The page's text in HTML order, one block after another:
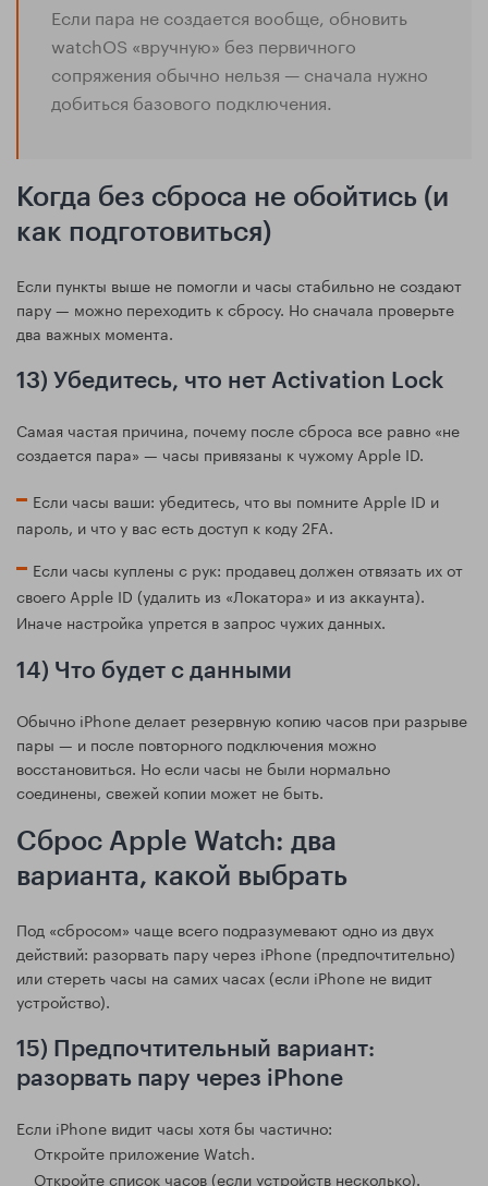
Если пара не создается вообще, обновить
watchOS «вручную» без первичного
сопряжения обычно нельзя — сначала нужно
добиться базового подключения.
Когда без сброса не обойтись (и
как подготовиться)
Если пункты выше не помогли и часы стабильно не создают
пару — можно переходить к сбросу. Но сначала проверьте
два важных момента.
13) Убедитесь, что нет Activation Lock
Самая частая причина, почему после сброса все равно «не
создается пара» — часы привязаны к чужому Apple ID.
Если часы ваши: убедитесь, что вы помните Apple ID и
пароль, и что у вас есть доступ к коду 2FA.
Если часы куплены с рук: продавец должен отвязать их от
своего Apple ID (удалить из «Локатора» и из аккаунта).
Иначе настройка упрется в запрос чужих данных.
14) Что будет с данными
Обычно iPhone делает резервную копию часов при разрыве
пары — и после повторного подключения можно
восстановиться. Но если часы не были нормально
соединены, свежей копии может не быть.
Сброс Apple Watch: два
варианта, какой выбрать
Под «сбросом» чаще всего подразумевают одно из двух
действий: разорвать пару через iPhone (предпочтительно)
или стереть часы на самих часах (если iPhone не видит
устройство).
15) Предпочтительный вариант:
разорвать пару через iPhone
Если iPhone видит часы хотя бы частично:
Откройте приложение Watch.
Откройте список часов (если устройств несколько).